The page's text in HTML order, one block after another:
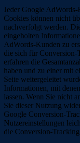
Jeder Google
Cookies können nicht
nachverfolgt werden.
eingeholten
AdWords-Kunden zu
die sich für Conversion-
erfahren die
haben und zu einer mit
Seite weitergeleitet
Informationen, mit
lassen. Wenn Sie nicht
Sie dieser Nutzung
Google Conversion-
Nutzereinstellungen
die Conversion-